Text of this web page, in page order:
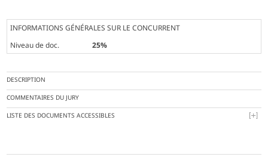
INFORMATIONS GÉNÉRALES SUR LE CONCURRENT
Niveau de doc.
25%
DESCRIPTION
COMMENTAIRES DU JURY
LISTE DES DOCUMENTS ACCESSIBLES